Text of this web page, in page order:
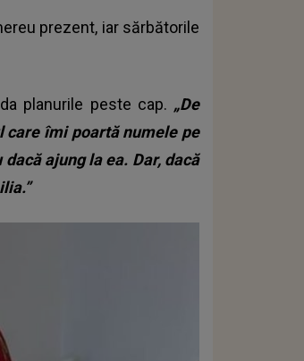
prezent, iar sărbătorile
planurile peste cap. „De
care îmi poartă numele pe
ajung la ea. Dar, dacă